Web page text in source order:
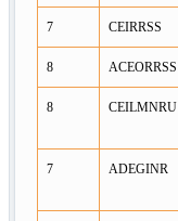
7 CEIRRSS
8 ACEORRSS
8 CEILMNRU
7 ADEGINR